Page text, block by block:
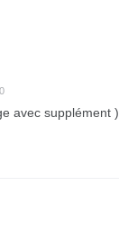
avec supplément )